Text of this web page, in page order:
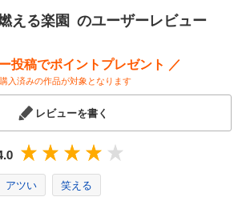
じを表示する
13.夢醒める迷宮（下）
税込)
じを表示する
える楽園 のユーザーレビュー
投稿でポイントプレゼント ／
入済みの作品が対象となります
レビューを書く
アツい 笑える